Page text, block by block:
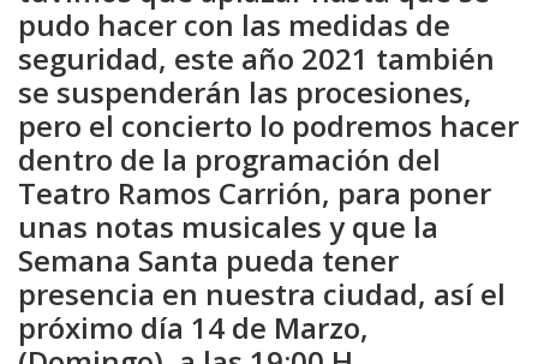
pudo hacer con las medidas de
seguridad, este año 2021 también
se suspenderán las procesiones,
pero el concierto lo podremos hacer
dentro de la programación del
Teatro Ramos Carrión, para poner
unas notas musicales y que la
Semana Santa pueda tener
presencia en nuestra ciudad, así el
próximo día 14 de Marzo,